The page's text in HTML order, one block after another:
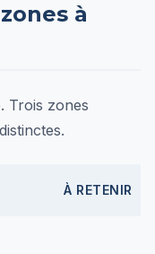
à
Trois zones
À RETENIR